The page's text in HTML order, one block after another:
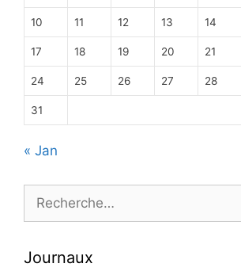
10 11 12 13 14
17 18 19 20 21
24 25 26 27 28
31
« Jan
Rechercher :
Journaux